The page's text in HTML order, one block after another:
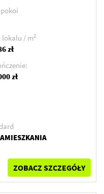
lokalu / m2
zł
zł
ZOBACZ SZCZEGÓŁY